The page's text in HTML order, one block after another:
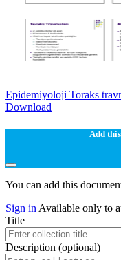
Epidemiyoloji Toraks
Download
Add
You can add this
Sign in Available only to
Title
Description (optional)